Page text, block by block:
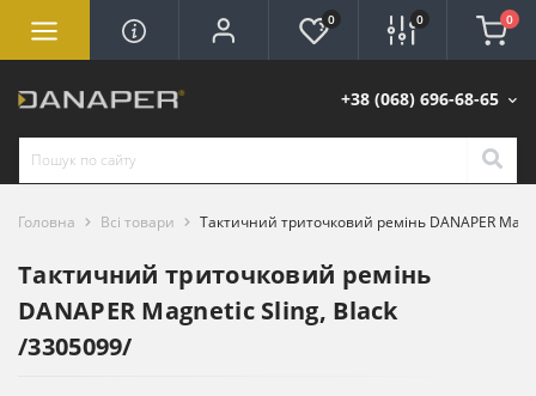
0 0 0
+38 (068) 696-68-65
Головна Всі товари Тактичний триточковий ремінь DANAPER
Тактичний триточковий ремінь
DANAPER Magnetic Sling, Black
/3305099/